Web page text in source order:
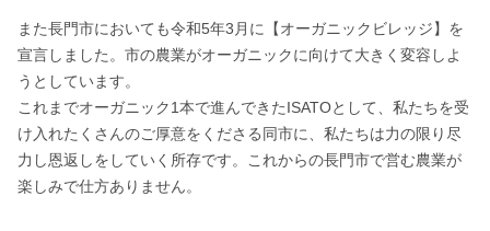
また長門市においても令和5年3月に【オーガニックビレッジ】を
宣言しました。市の農業がオーガニックに向けて大きく変容しよ
うとしています。
これまでオーガニック1本で進んできたISATOとして、私たちを受
け入れたくさんのご厚意をくださる同市に、私たちは力の限り尽
力し恩返しをしていく所存です。これからの長門市で営む農業が
楽しみで仕方ありません。